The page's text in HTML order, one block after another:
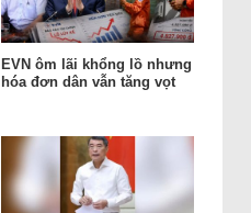
EVN ôm lãi khổng lồ nhưng
hóa đơn dân vẫn tăng vọt